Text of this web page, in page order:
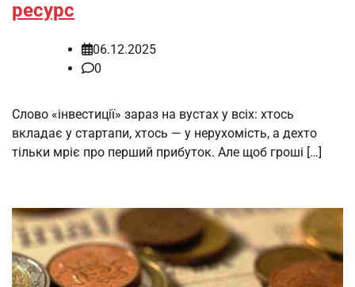
ресурс
06.12.2025
0
Слово «інвестиції» зараз на вустах у всіх: хтось
вкладає у стартапи, хтось — у нерухомість, а дехто
тільки мріє про перший прибуток. Але щоб гроші […]